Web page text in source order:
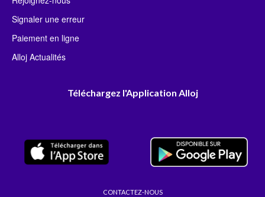
Signaler une erreur
Paiement en ligne
Alloj Actualités
Téléchargez l'Application Alloj
CONTACTEZ-NOUS